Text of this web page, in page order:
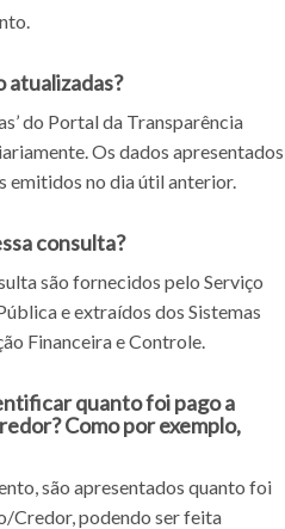
atualizadas?
do Portal da Transparência
Os dados apresentados
emitidos no dia útil anterior.
consulta?
são fornecidos pelo Serviço
e extraídos dos Sistemas
Financeira e Controle.
quanto foi pago a
Como por exemplo,
são apresentados quanto foi
Credor, podendo ser feita